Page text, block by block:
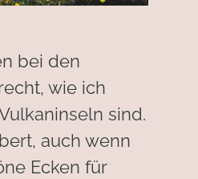
bei den
wie ich
sind.
auch wenn
Ecken für